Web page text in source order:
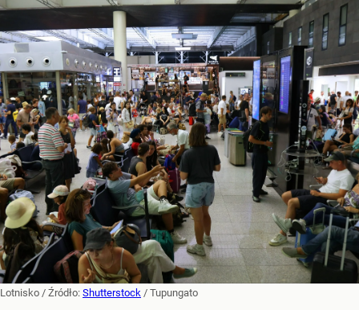
Lotnisko / Źródło: Shutterstock / Tupungato